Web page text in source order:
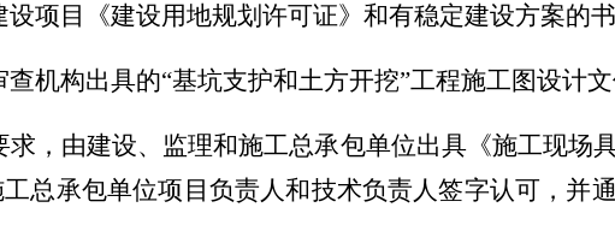
项目《建设用地规划许可证》和有稳定建设方案的
查机构出具的“基坑支护和土方开挖”工程施工图设计
，由建设、监理和施工总承包单位出具《施工现场
总承包单位项目负责人和技术负责人签字认可，并